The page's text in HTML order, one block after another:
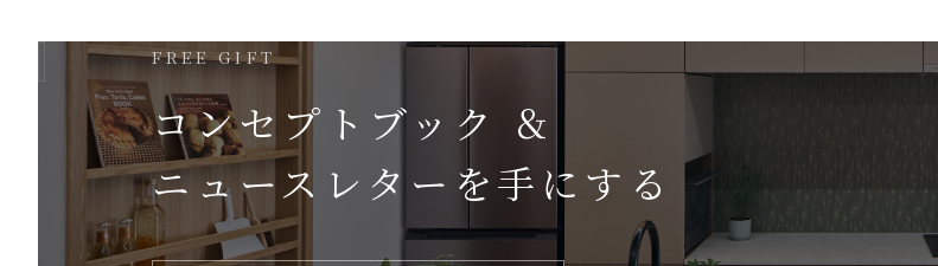
FREE GIFT
コンセプトブック ＆
ニュースレターを手にする